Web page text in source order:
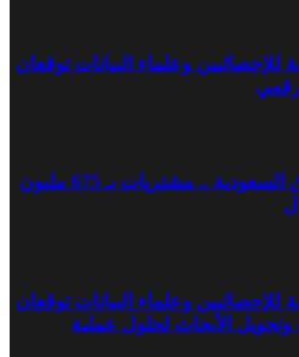
للإحصائيين وعلماء البيانات توقعان
تباين في ملكية الأجانب بالسوق السعودية .. مشتريات بـ 675 مليون
للإحصائيين وعلماء البيانات توقعان
الأبحاث لحلول عملية